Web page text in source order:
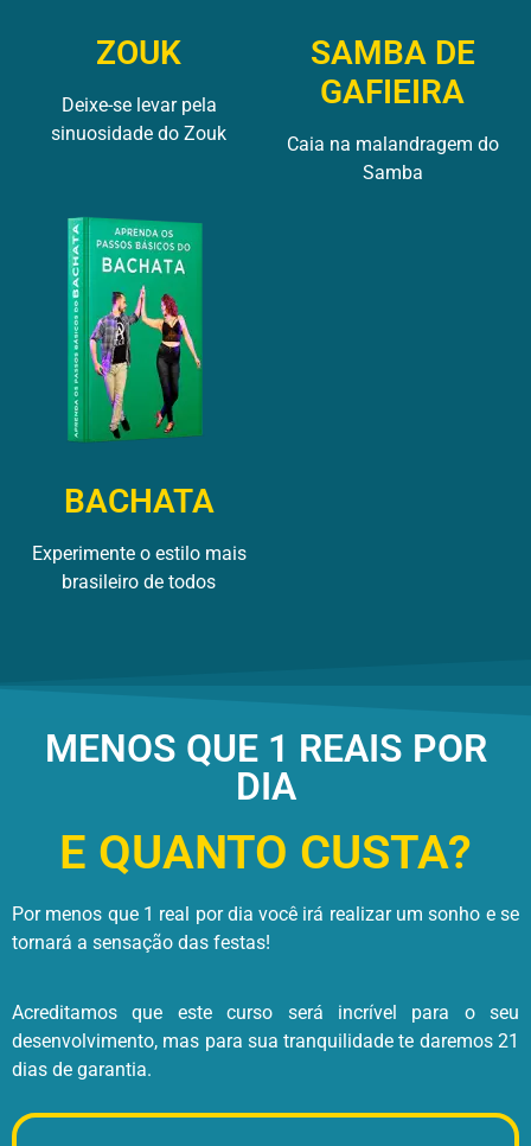
ZOUK
Deixe-se levar pela
sinuosidade do Zouk
SAMBA DE
GAFIEIRA
Caia na malandragem do
Samba
BACHATA
Experimente o estilo mais
brasileiro de todos
MENOS QUE 1 REAIS POR
DIA
E QUANTO CUSTA?
Por menos que 1 real por dia você irá realizar um sonho e se
tornará a sensação das festas!
Acreditamos que este curso será incrível para o seu
desenvolvimento, mas para sua tranquilidade te daremos 21
dias de garantia.